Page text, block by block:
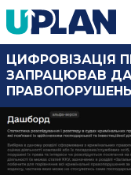
ЦИФРОВІЗАЦІЯ
ЗАПРАЦЮВАВ